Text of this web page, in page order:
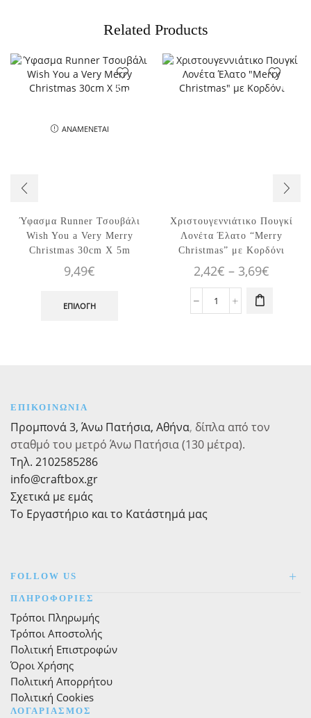
Related Products
ΑΝΑΜΈΝΕΤΑΙ
Ύφασμα Runner Τσουβάλι
Wish You a Very Merry
Christmas 30cm X 5m
9,49€
ΕΠΙΛΟΓΉ
επιλεγούν
στη
Χριστουγεννιάτικο Πουγκί
Λονέτα Έλατο “Merry
Christmas” με Κορδόνι
2,42€ – 3,69€
Χριστουγεννιάτικο
ποσότητα
Αυτό το
προϊόν έχει
πολλαπλές
παραλλαγές.
μπορούν να
ΕΠΙΚΟΙΝΩΝΙΑ
Προμπονά 3, Άνω Πατήσια, Αθήνα, δίπλα από τον
σταθμό του μετρό Άνω Πατήσια (130 μέτρα).
Τηλ. 2102585286
info@craftbox.gr
Σχετικά με εμάς
Το Εργαστήριο και το Κατάστημά μας
FOLLOW US
ΠΛΗΡΟΦΟΡΙΕΣ
Τρόποι Πληρωμής
Τρόποι Αποστολής
Πολιτική Επιστροφών
Όροι Χρήσης
Πολιτική Απορρήτου
Πολιτική Cookies
ΛΟΓΑΡΙΑΣΜΟΣ